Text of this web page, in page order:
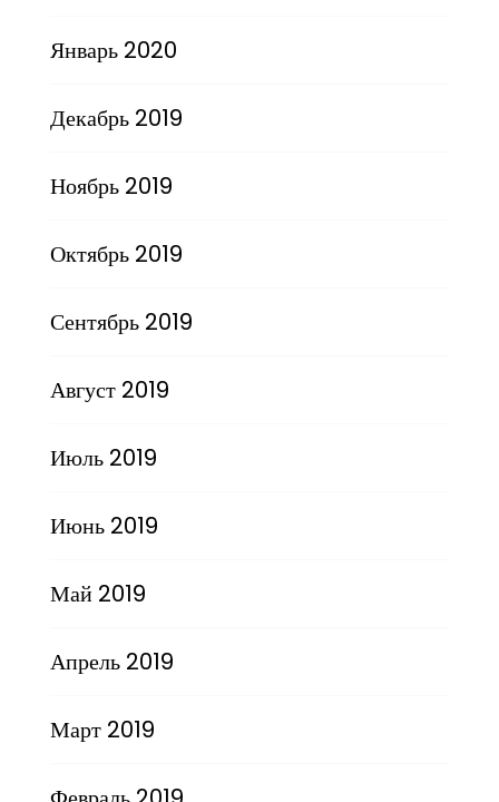
Январь 2020
Декабрь 2019
Ноябрь 2019
Октябрь 2019
Сентябрь 2019
Август 2019
Июль 2019
Июнь 2019
Май 2019
Апрель 2019
Март 2019